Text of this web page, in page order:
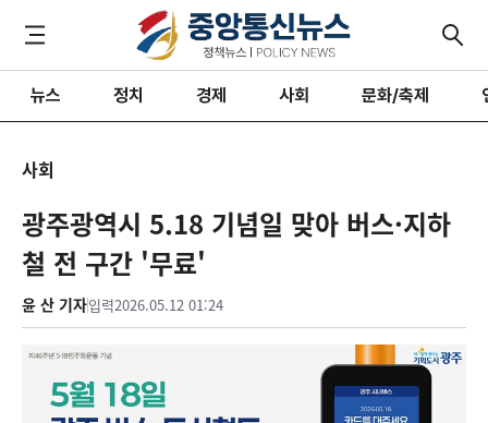
뉴스 정치 경제 사회 문화/축제
사회
광주광역시 5.18 기념일 맞아 버스·지하
철 전 구간 '무료'
윤 산 기자입력2026.05.12 01:24